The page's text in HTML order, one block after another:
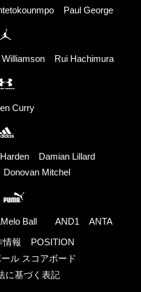
Paul George
Williamson Rui Hachimura
Curry
Damian Lillard
Donovan Mitchel
Ball AND1 ANTA
情報
POSITION
ル スコアボード
に基づく表記